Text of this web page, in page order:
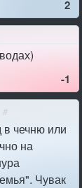
2
-1
#
в чечню или
на
Чувак